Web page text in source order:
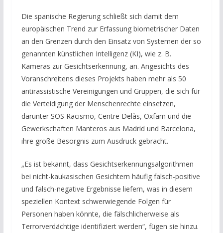
Die spanische Regierung schließt sich damit dem
europäischen Trend zur Erfassung biometrischer Daten
an den Grenzen durch den Einsatz von Systemen der so
genannten künstlichen Intelligenz (KI), wie z. B.
Kameras zur Gesichtserkennung, an. Angesichts des
Voranschreitens dieses Projekts haben mehr als 50
antirassistische Vereinigungen und Gruppen, die sich für
die Verteidigung der Menschenrechte einsetzen,
darunter SOS Racismo, Centre Delàs, Oxfam und die
Gewerkschaften Manteros aus Madrid und Barcelona,
ihre große Besorgnis zum Ausdruck gebracht.
„Es ist bekannt, dass Gesichtserkennungsalgorithmen
bei nicht-kaukasischen Gesichtern häufig falsch-positive
und falsch-negative Ergebnisse liefern, was in diesem
speziellen Kontext schwerwiegende Folgen für
Personen haben könnte, die fälschlicherweise als
Terrorverdächtige identifiziert werden“, fügen sie hinzu.